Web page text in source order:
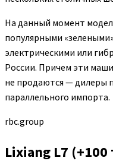
На данный момент
популярными
электрическими или
России. Причем эти
не продаются — дилеры
параллельного импорта.
rbc.group
Lixiang L7